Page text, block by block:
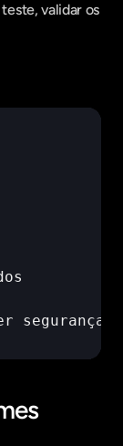
validar os
segurança